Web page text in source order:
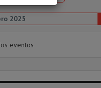
2025
eventos